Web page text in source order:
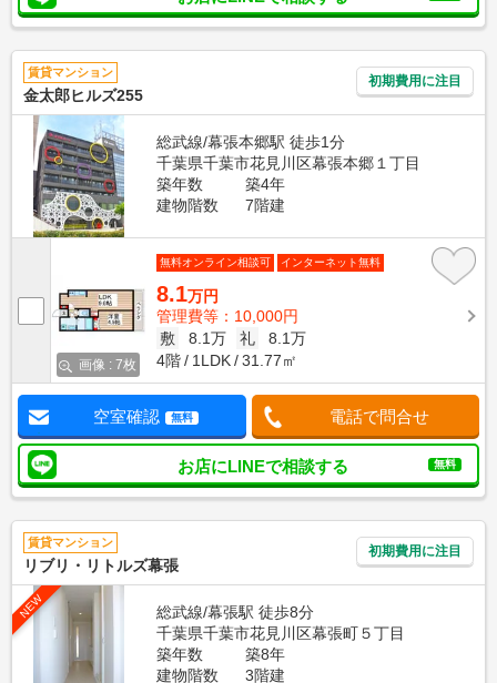
賃貸マンション
金太郎ヒルズ255
初期費用に注目
総武線/幕張本郷駅 徒歩1分
千葉県千葉市花見川区幕張本郷１丁目
築年数
築4年
建物階数
7階建
画像 : 7枚
無料オンライン相談可 インターネット無料
8.1万円
管理費等：10,000円
敷
8.1万 礼
8.1万
4階
1LDK 31.77㎡
空室確認 無料 電話で問合せ
お店にLINEで相談する 無料
賃貸マンション
リブリ・リトルズ幕張
初期費用に注目
NEW
総武線/幕張駅 徒歩8分
千葉県千葉市花見川区幕張町５丁目
築年数
築8年
建物階数
3階建